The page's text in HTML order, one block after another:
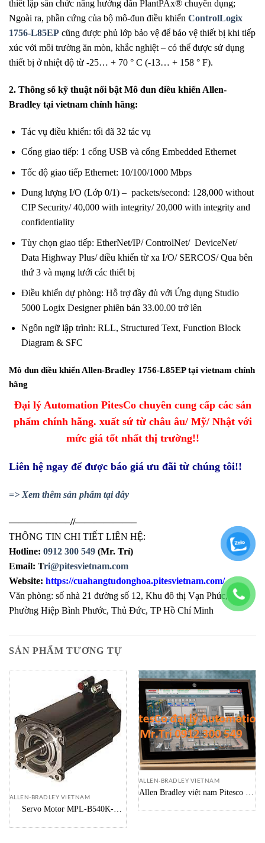
thiết lập sẵn chức năng hướng dẫn PlantPAx® chuyên dụng;
Ngoài ra, phần cứng của bộ mô-đun điều khiển ControlLogix
1756-L85EP cũng được phủ lớp bảo vệ để bảo vệ thiết bị khi tiếp
xúc với môi trường ăn mòn, khắc nghiệt – có thể được sử dụng
thiết bị ở nhiệt độ từ -25… + 70 ° C (-13… + 158 ° F).
2. Thông số kỹ thuật nổi bật Mô đun điều khiển Allen-
Bradley tại vietnam chính hãng:
Tác vụ điều khiển: tối đã 32 tác vụ
Cổng giao tiếp: 1 cổng USB và cổng Embedded Ethernet
Tốc độ giao tiếp Ethernet: 10/100/1000 Mbps
Dung lượng I/O (Lớp 0/1) – packets/second: 128,000 without
CIP Security/ 40,000 with integrity/ 20,000 with integrity and
confidentiality
Tùy chọn giao tiếp: EtherNet/IP/ ControlNet/ DeviceNet/
Data Highway Plus/ điều khiển từ xa I/O/ SERCOS/ Qua bên
thứ 3 và mạng lưới các thiết bị
Điều khiển dự phòng: Hỗ trợ đầy đủ với Ứng dụng Studio
5000 Logix Designer phiên bản 33.00.00 trở lên
Ngôn ngữ lập trình: RLL, Structured Text, Function Block
Diagram & SFC
Mô đun điều khiển Allen-Bradley 1756-L85EP tại vietnam chính
hãng
Đại lý Automation PitesCo chuyên cung cấp các sản
phẩm chính hãng. xuất sứ từ châu âu/ Mỹ/ Nhật với
mức giá tốt nhất thị trường!!
Liên hệ ngay để được báo giá ưu đãi từ chúng tôi!!
=> Xem thêm sản phẩm tại đây
——————–//——————–
THÔNG TIN CHI TIẾT LIÊN HỆ:
Hotline: 0912 300 549 (Mr. Trí)
Email: Tri@pitesvietnam.com
Website: https://cuahangtudonghoa.pitesvietnam.com/
Văn phòng: số nhà 21 đường số 12, Khu đô thị Vạn Phúc,
Phường Hiệp Bình Phước, Thủ Đức, TP Hồ Chí Minh
SẢN PHẨM TƯƠNG TỰ
ALLEN-BRADLEY VIETNAM
Servo Motor MPL-B540K-
Bradley Vietnam
ALLEN-BRADLEY VIETNAM
Allen Bradley việt nam Pitesco đại